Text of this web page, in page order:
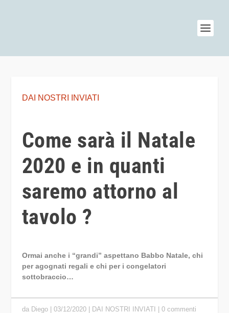
DAI NOSTRI INVIATI
Come sarà il Natale
2020 e in quanti
saremo attorno al
tavolo ?
Ormai anche i “grandi” aspettano Babbo Natale, chi
per agognati regali e chi per i congelatori
sottobraccio…
da Diego| 03/12/2020| DAI NOSTRI INVIATI 0 commenti